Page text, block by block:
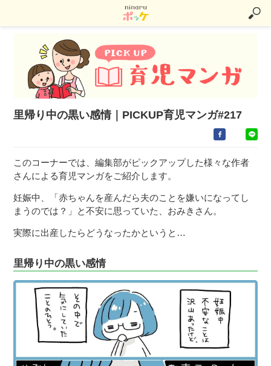
里帰り中の黒い感情｜PICKUP育児マンガ#217
このコーナーでは、編集部がピックアップした様々な作者
さんによる育児マンガをご紹介します。
妊娠中、「赤ちゃんを産んだら夫のことを嫌いになってし
まうのでは？」と不安に思っていた、おみきさん。
実際に出産したらどうなったかというと…
里帰り中の黒い感情